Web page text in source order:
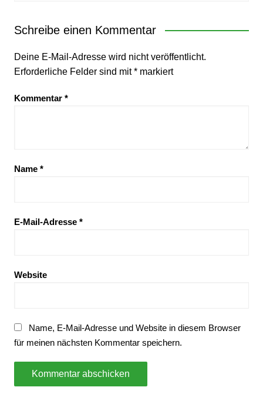
Schreibe einen Kommentar
Deine E-Mail-Adresse wird nicht veröffentlicht.
Erforderliche Felder sind mit*markiert
Kommentar *
Name *
E-Mail-Adresse *
Website
Name, E-Mail-Adresse und Website in diesem Browser
für meinen nächsten Kommentar speichern.